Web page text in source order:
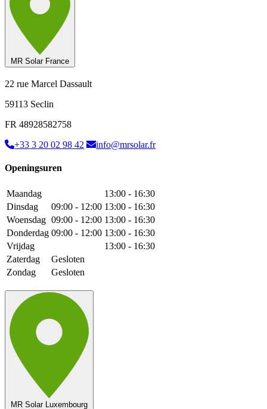
MR Solar France
22 rue Marcel Dassault
59113 Seclin
FR 48928582758
+33 3 20 02 98 42
info@mrsolar.fr
Openingsuren
Maandag
13:00 - 16:30
Dinsdag
09:00 - 12:00 13:00 - 16:30
Woensdag 09:00 - 12:00 13:00 - 16:30
Donderdag 09:00 - 12:00 13:00 - 16:30
Vrijdag
13:00 - 16:30
Zaterdag
Gesloten
Zondag
Gesloten
MR Solar Luxembourg